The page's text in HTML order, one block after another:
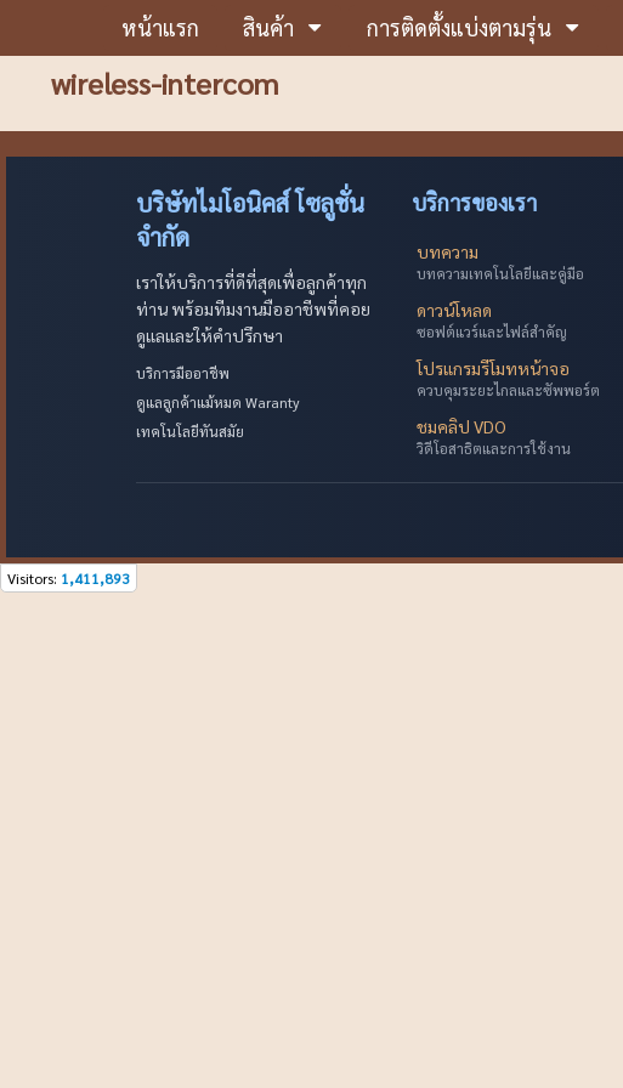
หน้าแรก สินค้า การติดตั้งแบ่งตามรุ่น
wireless-intercom
บริษัทไมโอนิคส์ โซลูชั่น
จำกัด
เราให้บริการที่ดีที่สุดเพื่อลูกค้าทุก
ท่าน พร้อมทีมงานมืออาชีพที่คอย
ดูแลและให้คำปรึกษา
บริการมืออาชีพ
ดูแลลูกค้าแม้หมด Waranty
เทคโนโลยีทันสมัย
บริการของเรา
บทความ
บทความเทคโนโลยีและคู่มือ
ดาวน์โหลด
ซอฟต์แวร์และไฟล์สำคัญ
โปรแกรมรีโมทหน้าจอ
ควบคุมระยะไกลและซัพพอร์ต
ชมคลิป VDO
วิดีโอสาธิตและการใช้งาน
Visitors: 1,411,893